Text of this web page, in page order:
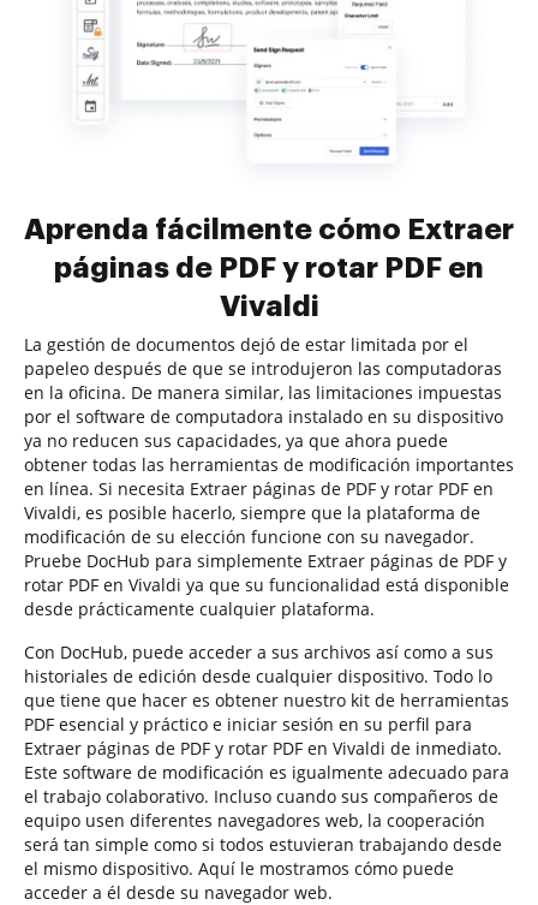
Aprenda fácilmente cómo Extraer
páginas de PDF y rotar PDF en
Vivaldi
La gestión de documentos dejó de estar limitada por el
papeleo después de que se introdujeron las computadoras
en la oficina. De manera similar, las limitaciones impuestas
por el software de computadora instalado en su dispositivo
ya no reducen sus capacidades, ya que ahora puede
obtener todas las herramientas de modificación importantes
en línea. Si necesita Extraer páginas de PDF y rotar PDF en
Vivaldi, es posible hacerlo, siempre que la plataforma de
modificación de su elección funcione con su navegador.
Pruebe DocHub para simplemente Extraer páginas de PDF y
rotar PDF en Vivaldi ya que su funcionalidad está disponible
desde prácticamente cualquier plataforma.
Con DocHub, puede acceder a sus archivos así como a sus
historiales de edición desde cualquier dispositivo. Todo lo
que tiene que hacer es obtener nuestro kit de herramientas
PDF esencial y práctico e iniciar sesión en su perfil para
Extraer páginas de PDF y rotar PDF en Vivaldi de inmediato.
Este software de modificación es igualmente adecuado para
el trabajo colaborativo. Incluso cuando sus compañeros de
equipo usen diferentes navegadores web, la cooperación
será tan simple como si todos estuvieran trabajando desde
el mismo dispositivo. Aquí le mostramos cómo puede
acceder a él desde su navegador web.